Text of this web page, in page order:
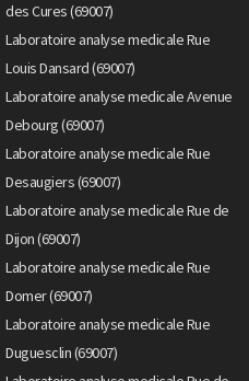
des Cures (69007)
Laboratoire analyse medicale Rue
Louis Dansard (69007)
Laboratoire analyse medicale Avenue
Debourg (69007)
Laboratoire analyse medicale Rue
Desaugiers (69007)
Laboratoire analyse medicale Rue de
Dijon (69007)
Laboratoire analyse medicale Rue
Domer (69007)
Laboratoire analyse medicale Rue
Duguesclin (69007)